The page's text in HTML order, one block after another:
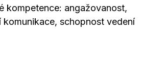
kompetence: angažovanost,
schopnost vedení